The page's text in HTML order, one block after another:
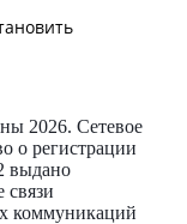
2026. Сетевое
о регистрации
выдано
связи
коммуникаций